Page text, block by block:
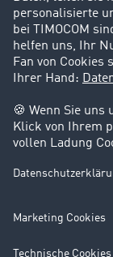
Support
Kontakt
Rechtliches
Impressum
AGB